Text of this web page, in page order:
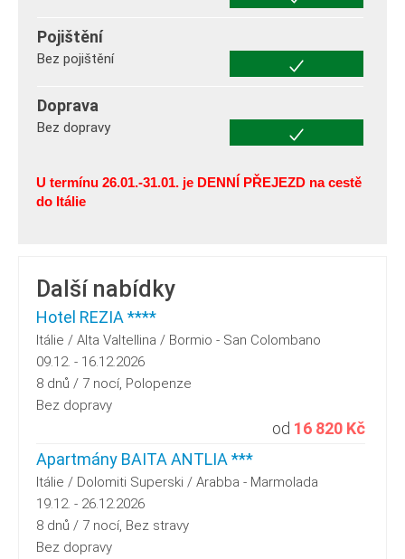
Pojištění
Bez pojištění
Doprava
Bez dopravy
U termínu 26.01.-31.01. je DENNÍ PŘEJEZD na cestě
do Itálie
Další nabídky
Hotel REZIA ****
Itálie / Alta Valtellina / Bormio - San Colombano
09.12. - 16.12.2026
8 dnů / 7 nocí, Polopenze
Bez dopravy
od 16 820 Kč
Apartmány BAITA ANTLIA ***
Itálie / Dolomiti Superski / Arabba - Marmolada
19.12. - 26.12.2026
8 dnů / 7 nocí, Bez stravy
Bez dopravy